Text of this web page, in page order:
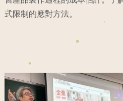
式限制的應對方法。